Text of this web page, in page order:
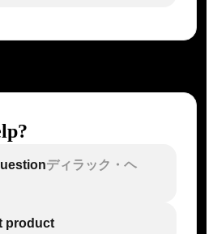
ディラック・ヘ
product